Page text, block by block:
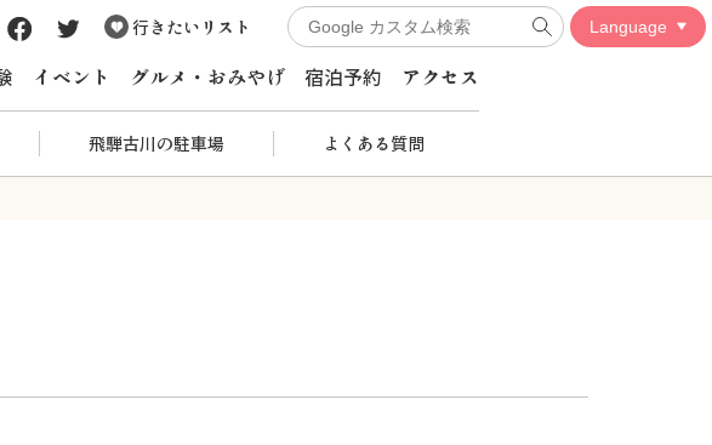
行きたいリスト
イベント グルメ・おみやげ 宿泊予約 アクセス
飛騨古川の駐車場 よくある質問